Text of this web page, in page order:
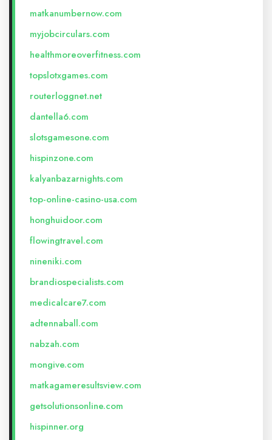
matkanumbernow.com
myjobcirculars.com
healthmoreoverfitness.com
topslotxgames.com
routerloggnet.net
dantella6.com
slotsgamesone.com
hispinzone.com
kalyanbazarnights.com
top-online-casino-usa.com
honghuidoor.com
flowingtravel.com
nineniki.com
brandiospecialists.com
medicalcare7.com
adtennaball.com
nabzah.com
mongive.com
matkagameresultsview.com
getsolutionsonline.com
hispinner.org